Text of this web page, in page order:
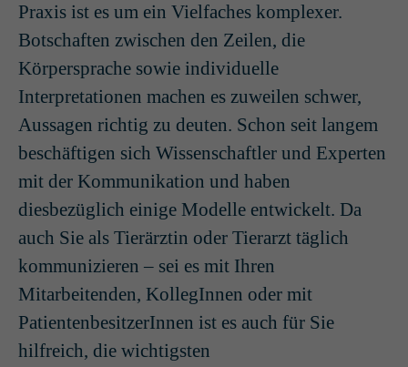
Praxis ist es um ein Vielfaches komplexer.
Botschaften zwischen den Zeilen, die
Körpersprache sowie individuelle
Interpretationen machen es zuweilen schwer,
Aussagen richtig zu deuten. Schon seit langem
beschäftigen sich Wissenschaftler und Experten
mit der Kommunikation und haben
diesbezüglich einige Modelle entwickelt. Da
auch Sie als Tierärztin oder Tierarzt täglich
kommunizieren – sei es mit Ihren
Mitarbeitenden, KollegInnen oder mit
PatientenbesitzerInnen ist es auch für Sie
hilfreich, die wichtigsten